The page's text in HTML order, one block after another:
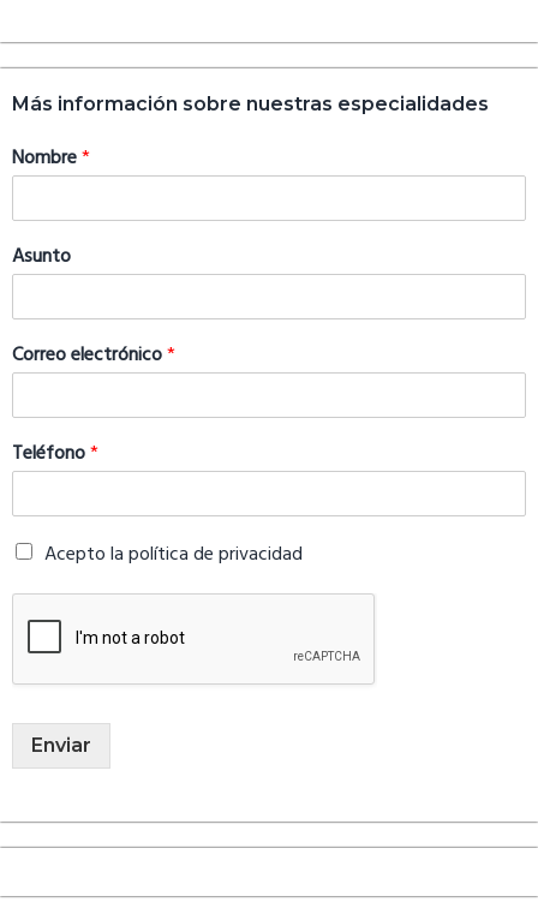
Más información sobre nuestras especialidades
Nombre*
Asunto
Correo electrónico*
Teléfono*
Acepto la política de privacidad
Enviar